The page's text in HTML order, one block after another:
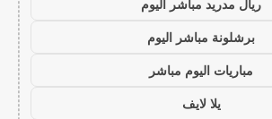
ريال مدريد مباشر اليوم
برشلونة مباشر اليوم
مباريات اليوم مباشر
يلا لايف